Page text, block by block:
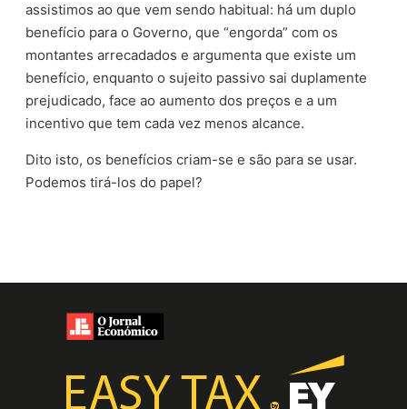
assistimos ao que vem sendo habitual: há um duplo
benefício para o Governo, que “engorda” com os
montantes arrecadados e argumenta que existe um
benefício, enquanto o sujeito passivo sai duplamente
prejudicado, face ao aumento dos preços e a um
incentivo que tem cada vez menos alcance.
Dito isto, os benefícios criam-se e são para se usar.
Podemos tirá-los do papel?